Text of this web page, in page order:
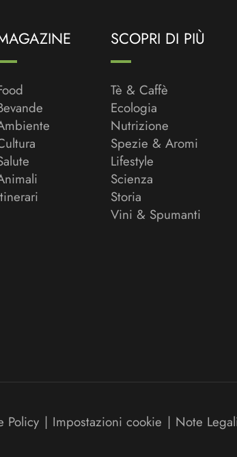
SCOPRI DI PIÙ
Tè & Caffè
Ecologia
Nutrizione
Spezie & Aromi
Lifestyle
Scienza
Storia
Vini & Spumanti
Policy | Impostazioni cookie | Note